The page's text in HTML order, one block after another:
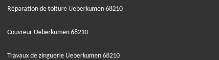
Réparation de toiture Ueberkumen 68210
Couvreur Ueberkumen 68210
Travaux de zinguerie Ueberkumen 68210